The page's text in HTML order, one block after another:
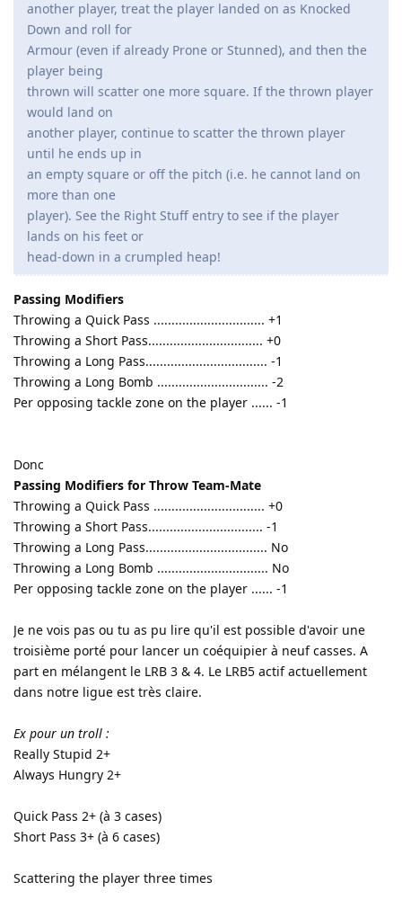
another player, treat the player landed on as Knocked
Down and roll for
Armour (even if already Prone or Stunned), and then the
player being
thrown will scatter one more square. If the thrown player
would land on
another player, continue to scatter the thrown player
until he ends up in
an empty square or off the pitch (i.e. he cannot land on
more than one
player). See the Right Stuff entry to see if the player
lands on his feet or
head-down in a crumpled heap!
Passing Modifiers
Throwing a Quick Pass ............................... +1
Throwing a Short Pass................................ +0
Throwing a Long Pass.................................. -1
Throwing a Long Bomb ............................... -2
Per opposing tackle zone on the player ...... -1
Donc
Passing Modifiers for Throw Team-Mate
Throwing a Quick Pass ............................... +0
Throwing a Short Pass................................ -1
Throwing a Long Pass.................................. No
Throwing a Long Bomb ............................... No
Per opposing tackle zone on the player ...... -1
Je ne vois pas ou tu as pu lire qu'il est possible d'avoir une
troisième porté pour lancer un coéquipier à neuf casses. A
part en mélangent le LRB 3 & 4. Le LRB5 actif actuellement
dans notre ligue est très claire.
Ex pour un troll :
Really Stupid 2+
Always Hungry 2+
Quick Pass 2+ (à 3 cases)
Short Pass 3+ (à 6 cases)
Scattering the player three times